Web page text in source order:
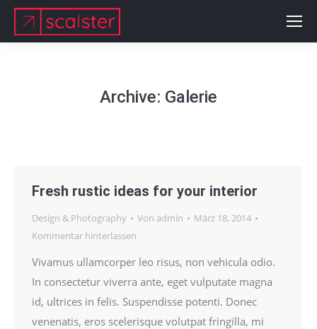
Archive: Galerie
Fresh rustic ideas for your interior
Design & Photography Von admin
März 18, 2014
Kommentar hinterlassen
Vivamus ullamcorper leo risus, non vehicula odio.
In consectetur viverra ante, eget vulputate magna
id, ultrices in felis. Suspendisse potenti. Donec
venenatis, eros scelerisque volutpat fringilla, mi